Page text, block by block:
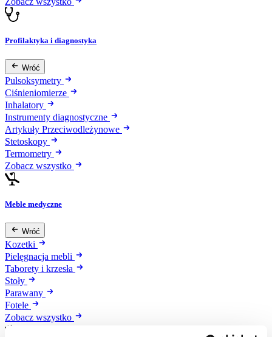
Profilaktyka i diagnostyka
Wróć
Pulsoksymetry
Ciśnieniomierze
Inhalatory
Instrumenty diagnostyczne
Artykuły Przeciwodleżynowe
Stetoskopy
Termometry
Zobacz wszystko
Meble medyczne
Wróć
Kozetki
Pielęgnacja mebli
Taborety i krzesła
Stoły
Parawany
Fotele
Zobacz wszystko